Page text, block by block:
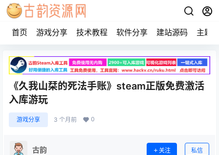
首页 游戏分享 技术教程 软件分享 建站源码 主题
《久我山栞的死法手账》steam正版免费激活
入库游玩
游戏分享 3 个月前 0
古韵 关注 私信